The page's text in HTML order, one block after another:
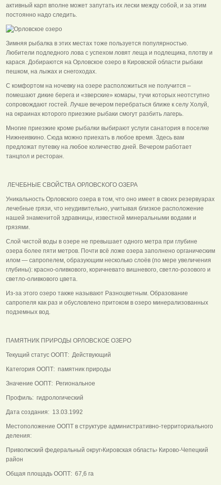
активный карп вполне может запутать их лески между собой, и за этим
постоянно надо следить.
Зимняя рыбалка в этих местах тоже пользуется популярностью.
Любители подледного лова с успехом ловят леща и подлещика, плотву и
карася. Добираются на Орловское озеро в Кировской области рыбаки
пешком, на лыжах и снегоходах.
С комфортом на ночевку на озере расположиться не получится –
помешают дикие берега и «зверские» комары, тучи которых неотступно
сопровождают гостей. Лучше вечером перебраться ближе к селу Холуй,
на окраинах которого приезжие рыбаки смогут разбить лагерь.
Многие приезжие кроме рыбалки выбирают услуги санатория в поселке
Нижнеивкино. Сюда можно приехать в любое время. Здесь вам
предложат путевку на любое количество дней. Вечером работает
танцпол и ресторан.
ЛЕЧЕБНЫЕ СВОЙСТВА ОРЛОВСКОГО ОЗЕРА
Уникальность Орловского озера в том, что оно имеет в своих резервуарах
лечебные грязи, что неудивительно, учитывая близкое расположение
нашей знаменитой здравницы, известной минеральными водами и
грязями.
Слой чистой воды в озере не превышает одного метра при глубине
озера более пяти метров. Почти всё ложе озера заполнено органическим
илом — сапропелем, образующим несколько слоёв (по мере увеличения
глубины): красно-оливкового, коричневато вишневого, светло-розового и
светло-оливкового цвета.
Из-за этого озеро также называют Разноцветным. Образование
сапропеля как раз и обусловлено притоком в озеро минерализованных
подземных вод.
ПАМЯТНИК ПРИРОДЫ ОРЛОВСКОЕ ОЗЕРО
Текущий статус ООПТ: Действующий
Категория ООПТ: памятник природы
Значение ООПТ: Региональное
Профиль: гидрологический
Дата создания: 13.03.1992
Местоположение ООПТ в структуре административно-территориального
деления:
Приволжский федеральный округ›Кировская область› Кирово-Чепецкий
район
Общая площадь ООПТ: 67,6 га